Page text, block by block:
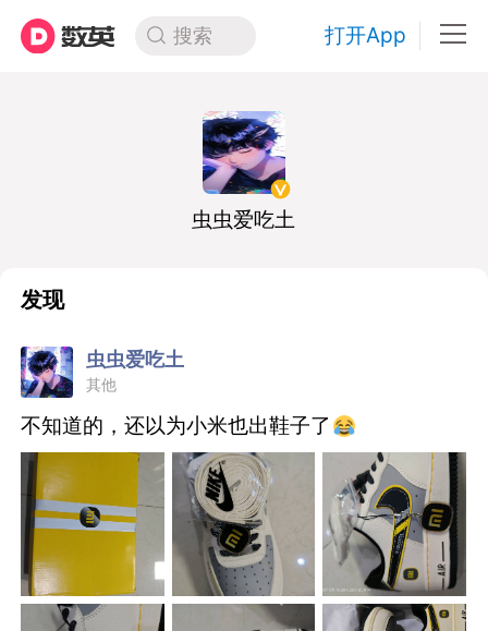
搜索 打开App
虫虫爱吃土
发现
虫虫爱吃土
其他
不知道的，还以为小米也出鞋子了